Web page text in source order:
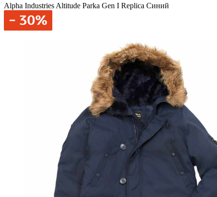
Alpha Industries Altitude Parka Gen I Replica Синий